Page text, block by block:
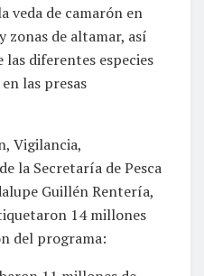
veda de camarón en
zonas de altamar, así
las diferentes especies
las presas
Vigilancia,
la Secretaría de Pesca
Guillén Rentería,
14 millones
del programa: